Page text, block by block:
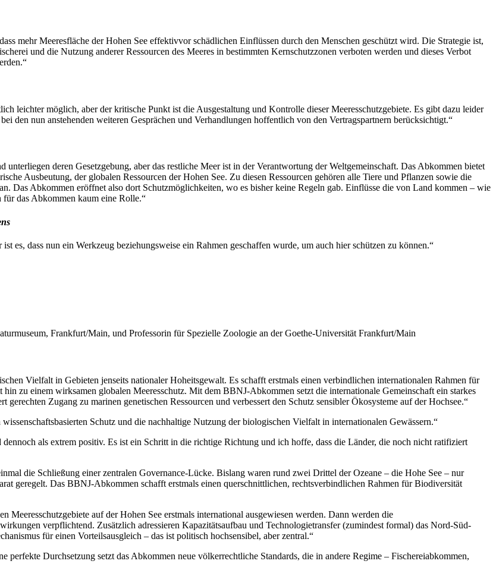
mehr Meeresfläche der Hohen See effektivvor schädlichen Einflüssen durch den Menschen geschützt wird. Die Strategie ist,
und die Nutzung anderer Ressourcen des Meeres in bestimmten Kernschutzzonen verboten werden und dieses Verbot
leichter möglich, aber der kritische Punkt ist die Ausgestaltung und Kontrolle dieser Meeresschutzgebiete. Es gibt dazu leider
den nun anstehenden weiteren Gesprächen und Verhandlungen hoffentlich von den Vertragspartnern berücksichtigt.“
deren Gesetzgebung, aber das restliche Meer ist in der Verantwortung der Weltgemeinschaft. Das Abkommen bietet
Ausbeutung, der globalen Ressourcen der Hohen See. Zu diesen Ressourcen gehören alle Tiere und Pflanzen sowie die
Das Abkommen eröffnet also dort Schutzmöglichkeiten, wo es bisher keine Regeln gab. Einflüsse die von Land kommen – wie
das Abkommen kaum eine Rolle.“
es, dass nun ein Werkzeug beziehungsweise ein Rahmen geschaffen wurde, um auch hier schützen zu können.“
Frankfurt/Main, und Professorin für Spezielle Zoologie an der Goethe-Universität Frankfurt/Main
Vielfalt in Gebieten jenseits nationaler Hoheitsgewalt. Es schafft erstmals einen verbindlichen internationalen Rahmen für
zu einem wirksamen globalen Meeresschutz. Mit dem BBNJ-Abkommen setzt die internationale Gemeinschaft ein starkes
Zugang zu marinen genetischen Ressourcen und verbessert den Schutz sensibler Ökosysteme auf der Hochsee.“
Schutz und die nachhaltige Nutzung der biologischen Vielfalt in internationalen Gewässern.“
als extrem positiv. Es ist ein Schritt in die richtige Richtung und ich hoffe, dass die Länder, die noch nicht ratifiziert
die Schließung einer zentralen Governance-Lücke. Bislang waren rund zwei Drittel der Ozeane – die Hohe See – nur
geregelt. Das BBNJ-Abkommen schafft erstmals einen querschnittlichen, rechtsverbindlichen Rahmen für Biodiversität
Meeresschutzgebiete auf der Hohen See erstmals international ausgewiesen werden. Dann werden die
verpflichtend. Zusätzlich adressieren Kapazitätsaufbau und Technologietransfer (zumindest formal) das Nord-Süd-
für einen Vorteilsausgleich – das ist politisch hochsensibel, aber zentral.“
Durchsetzung setzt das Abkommen neue völkerrechtliche Standards, die in andere Regime – Fischereiabkommen,